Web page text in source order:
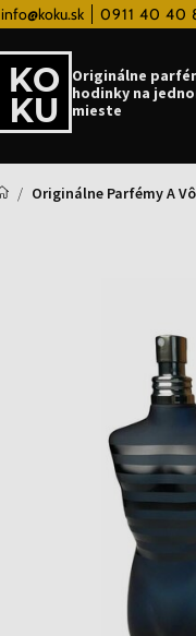
info@koku.sk 0911 40 40
Originálne
hodinky na
mieste
Originálne Parfémy A